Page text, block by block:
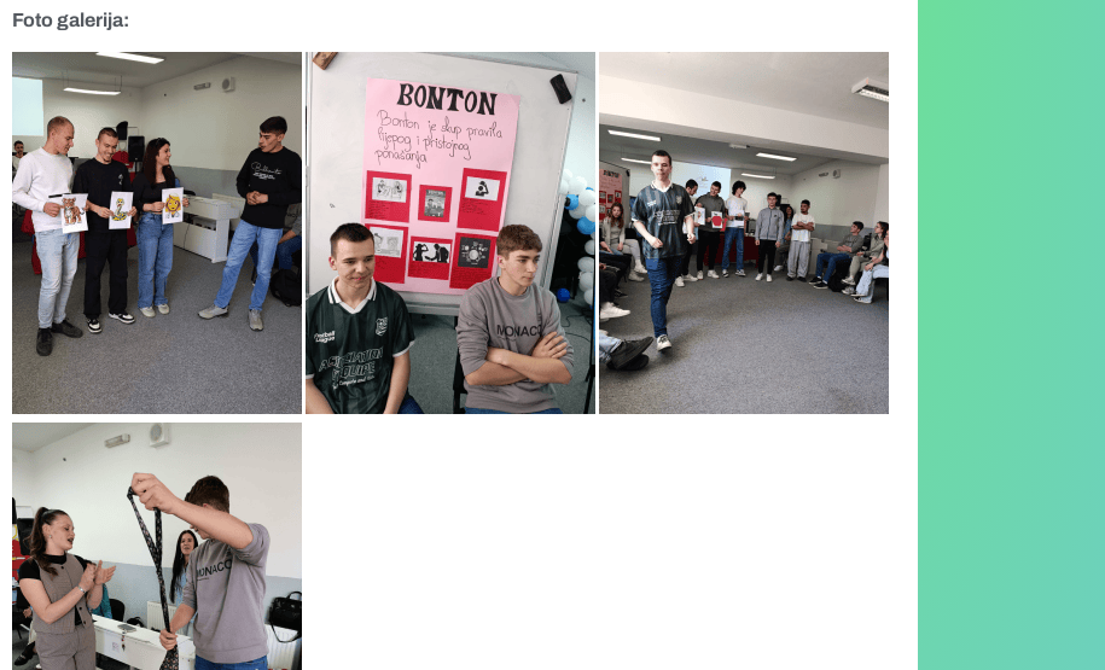
Foto galerija: